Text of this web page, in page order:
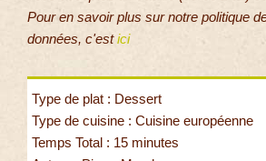
Pour en savoir plus sur notre politique
données, c'estici
Type de plat : Dessert
Type de cuisine : Cuisine européenne
Temps Total : 15 minutes